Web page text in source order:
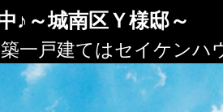
♪～城南区Ｙ様邸～
一戸建てはセイケンハ